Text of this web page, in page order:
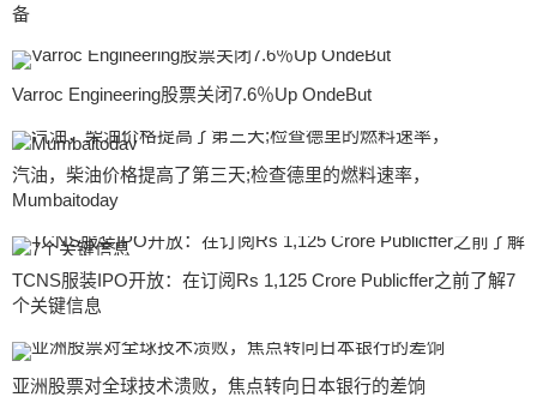
备
Varroc Engineering股票关闭7.6％Up OndeBut
汽油，柴油价格提高了第三天;检查德里的燃料速率，
Mumbaitoday
TCNS服装IPO开放：在订阅Rs 1,125 Crore Publicffer之前了解7
个关键信息
亚洲股票对全球技术溃败，焦点转向日本银行的差饷